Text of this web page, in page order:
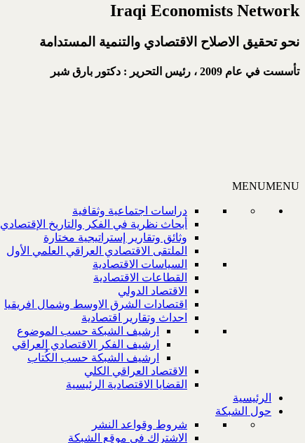
Iraqi Economists Network
نحو تحقيق الاصلاح الاقتصادي والتنمية المستدامة
تأسست في عام 2009 ، رئيس التحرير : دكتور بارق شبر
MENUMENU
دراسات اجتماعية وثقافية
أبحاث نظرية في الفكر والتاريخ الإقتصادي
وثائق وتقارير إستراتيجية مختارة
الملتقى الاقتصادي العراقي العلمي الأول
السياسات الاقتصادية
القطاعات الاقتصادية
الاقتصاد الدولي
اقتصادات الشرق الاوسط وشمال افريقيا
احداث وتقارير اقتصادية
ارشيف الشبكة حسب الموضوع
ارشيف الفكر الاقتصادي العراقي
ارشيف الشبكة حسب الكُتاب
الاقتصاد العراقي الكلي
القضايا الاقتصادية الرئيسية
الرئيسية
حول الشبكة
شروط وقواعد النشر
الاشتراك في موقع الشبكة